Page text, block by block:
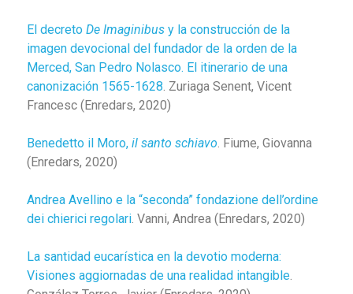
El decreto De Imaginibus y la construcción de la
imagen devocional del fundador de la orden de la
Merced, San Pedro Nolasco. El itinerario de una
canonización 1565-1628. Zuriaga Senent, Vicent
Francesc (Enredars, 2020)
Benedetto il Moro, il santo schiavo. Fiume, Giovanna
(Enredars, 2020)
Andrea Avellino e la “seconda” fondazione dell’ordine
dei chierici regolari. Vanni, Andrea (Enredars, 2020)
La santidad eucarística en la devotio moderna:
Visiones aggiornadas de una realidad intangible.